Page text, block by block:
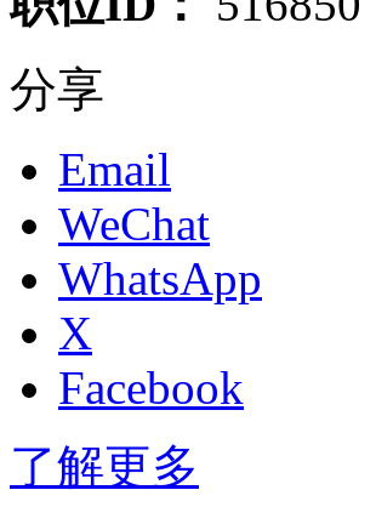
分享
Email
WeChat
WhatsApp
X
Facebook
了解更多